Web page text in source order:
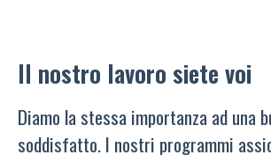
Il nostro lavoro siete voi
Diamo la stessa importanza ad una
soddisfatto. I nostri programmi